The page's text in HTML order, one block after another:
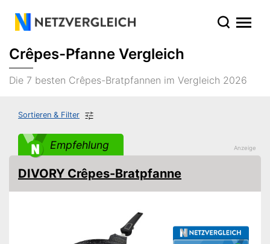
Crêpes-Pfanne Vergleich
Die 7 besten Crêpes-Bratpfannen im Vergleich 2026
Sortieren & Filter
Empfehlung
DIVORY Crêpes-Bratpfanne